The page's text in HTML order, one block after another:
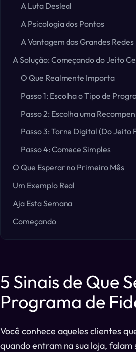
A Luta Desleal
A Psicologia dos Pontos
A Vantagem das Grandes Redes
A Solução: Começando do Jeito
O Que Realmente Importa
Passo 1: Escolha o Tipo de
Passo 2: Escolha uma
Passo 3: Torne Digital (Do Jeito
Passo 4: Comece Simples
O Que Esperar no Primeiro Mês
Um Exemplo Real
Aja Esta Semana
Começando
5 Sinais de Que
Programa de
Você conhece aqueles clientes
quando entram na sua loja,